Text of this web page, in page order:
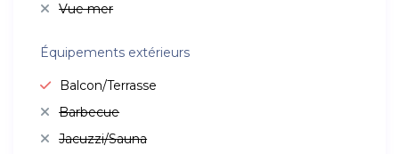
Vue mer
Équipements extérieurs
Balcon/Terrasse
Barbecue
Jacuzzi/Sauna